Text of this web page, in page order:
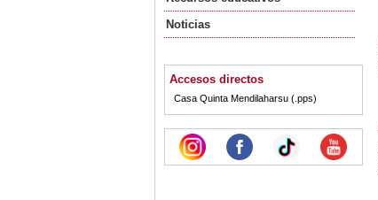
Noticias
Accesos directos
Casa Quinta Mendilaharsu (.pps)